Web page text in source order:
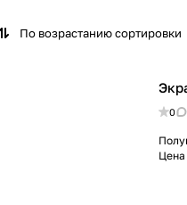
По возрастанию сортировки
0
Цена